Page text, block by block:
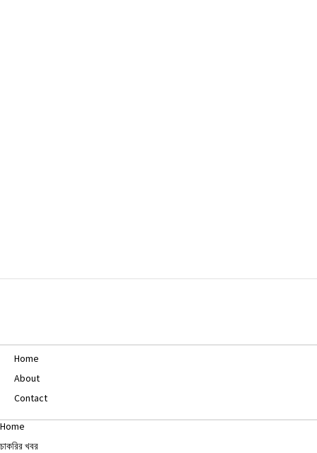
Home
About
Contact
Home
চাকরির খবর